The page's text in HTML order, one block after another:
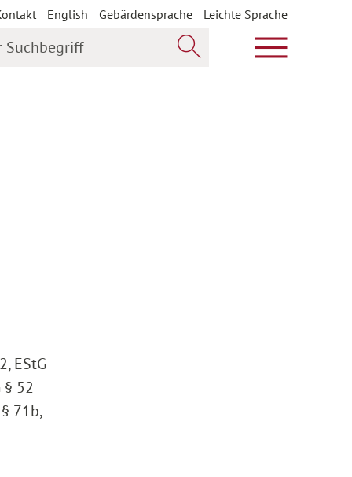
English Gebärdensprache
Leichte Sprache
Hauptmenü
EStG
§ 52
71b,